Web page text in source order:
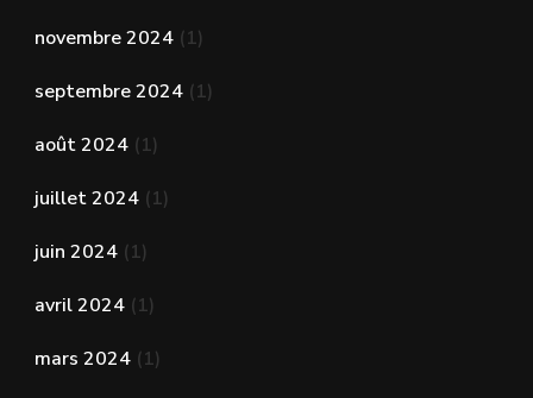
novembre 2024 (1)
septembre 2024 (1)
août 2024 (1)
juillet 2024 (1)
juin 2024 (1)
avril 2024 (1)
mars 2024 (1)